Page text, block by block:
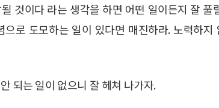
것이다 라는 생각을 하면 어떤 일이든지 잘 풀
로 도모하는 일이 있다면 매진하라. 노력하
되는 일이 없으니 잘 헤쳐 나가자.